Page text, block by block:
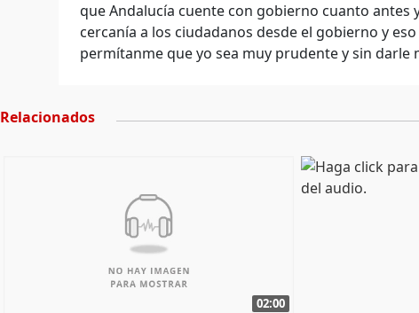
que Andalucía cuente con gobierno cuanto
cercanía a los ciudadanos desde el gobierno y
permítanme que yo sea muy prudente y sin
Relacionados
02:00